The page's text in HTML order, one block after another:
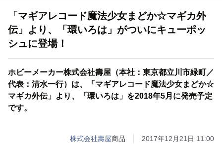
「マギアレコード魔法少女まどか☆マギカ外
伝」より、「環いろは」がついにキューポッ
シュに登場！
ホビーメーカー株式会社壽屋（本社：東京都立川市緑町／
代表：清水一行）は、「マギアレコード魔法少女まどか☆
マギカ外伝」より、「環いろは」を2018年5月に発売予定
です。
株式会社壽屋商品 2017年12月21日 11:00